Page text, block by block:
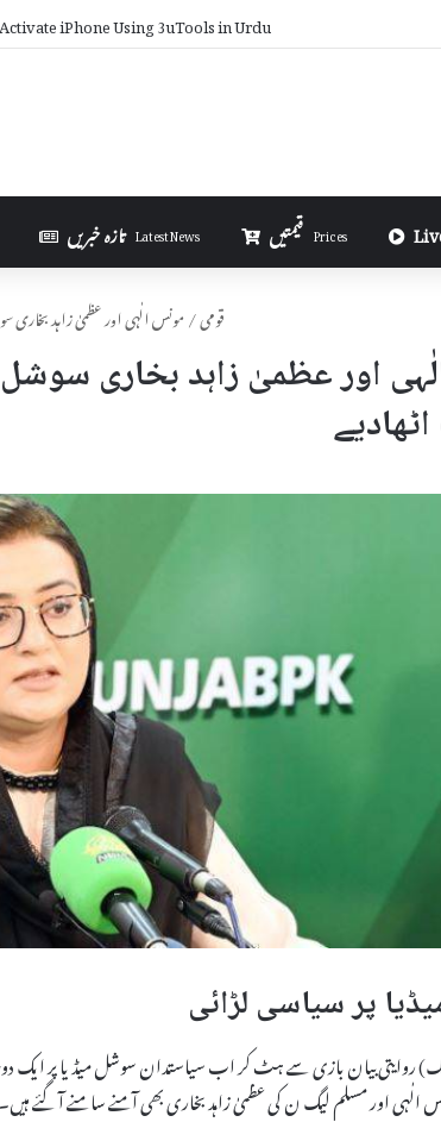
Can You Earn from AdSense on Blogger in Urdu
تازہ خبریں Latest News Prices
قومی/مونس الٰہی اور عظمیٰ زاہد بخاری
اور عظمیٰ زاہد بخاری سوشل
پر سیاسی لڑائی
روایتی بیان بازی سے ہٹ کر اب سیاستدان سوشل میڈیا پر ایک
اور مسلم لیگ ن کی عظمیٰ زاہد بخاری بھی آمنے سامنے آ گئے ہیں۔